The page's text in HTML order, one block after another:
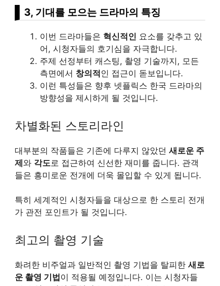
3, 기대를 모으는 드라마의 특징
이번 드라마들은 혁신적인 요소를 갖추고 있
어, 시청자들의 호기심을 자극합니다.
주제 선정부터 캐스팅, 촬영 기술까지, 모든
측면에서 창의적 인 접근이 돋보입니다.
이런 특성들은 향후 넷플릭스 한국 드라마의
방향성을 제시하게 될 것입니다.
차별화된 스토리라인
대부분의 작품들은 기존에 다루지 않았던 새로운 주
제와 각도 로 접근하여 신선한 재미를 줍니다. 관객
들은 흥미로운 전개에 더욱 몰입할 수 있게 됩니다.
특히 세계적인 시청자들을 대상으로 한 스토리 전개
가 관전 포인트가 될 것입니다.
최고의 촬영 기술
화려한 비주얼과 일반적인 촬영 기법을 탈피한 새로
운 촬영 기법이 적용될 예정입니다. 이는 시청자들